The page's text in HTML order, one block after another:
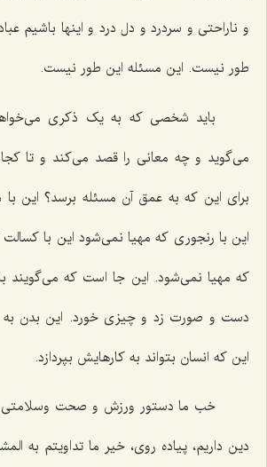
و ناراحتی و سردرد و دل درد و اینها باشیم
طور نیست. این مسئله این طور نیست.
باید شخصی که به یک ذکری
می‌گوید و چه معانی را قصد می‌کند و تا
برای این که به عمق آن مسئله برسد؟ این
این با رنجوری که مهیا نمی‌شود این با
که مهیا نمی‌شود. این جا است که می‌گویند
دست و صورت زد و چیزی خورد. این بدن به
این که انسان بتواند به کارهایش بپردازد.
خب ما دستور ورزش و صحت وسلامتی و
دین داریم، پیاده روی، خیر ما تداویتم به